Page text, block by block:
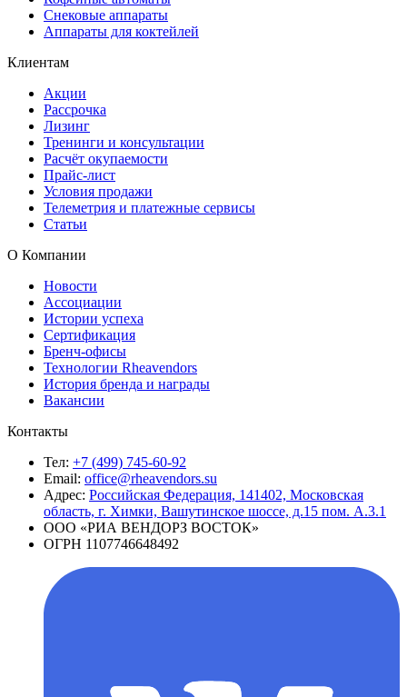
Снековые аппараты
Аппараты для коктейлей
Клиентам
Акции
Рассрочка
Лизинг
Тренинги и консультации
Расчёт окупаемости
Прайс-лист
Условия продажи
Телеметрия и платежные сервисы
Статьи
О Компании
Новости
Ассоциации
Истории успеха
Сертификация
Бренч-офисы
Технологии Rheavendors
История бренда и награды
Вакансии
Контакты
Тел: +7 (499) 745-60-92
Email: office@rheavendors.su
Адрес: Российская Федерация, 141402, Московская
область, г. Химки, Вашутинское шоссе, д.15 пом. А.3.1
ООО «РИА ВЕНДОРЗ ВОСТОК»
ОГРН 1107746648492